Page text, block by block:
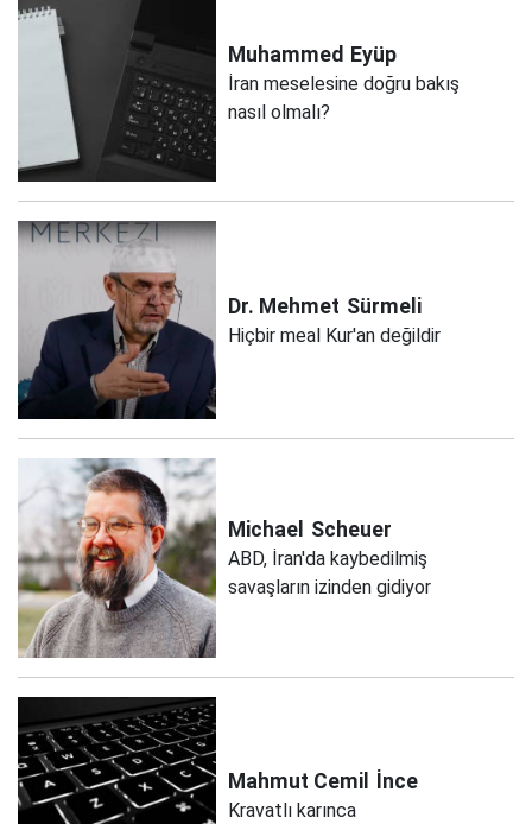
Muhammed Eyüp
İran meselesine doğru bakış
nasıl olmalı?
Dr. Mehmet Sürmeli
Hiçbir meal Kur'an değildir
Michael Scheuer
ABD, İran'da kaybedilmiş
savaşların izinden gidiyor
Mahmut Cemil İnce
Kravatlı karınca